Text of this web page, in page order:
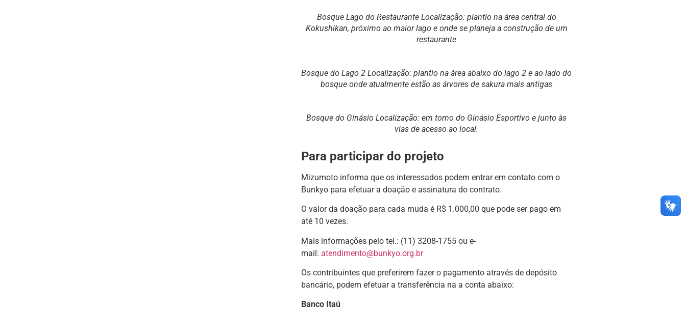
Bosque Lago do Restaurante Localização: plantio na área central do
Kokushikan, próximo ao maior lago e onde se planeja a construção de um
restaurante
Bosque do Lago 2 Localização: plantio na área abaixo do lago 2 e ao lado do
bosque onde atualmente estão as árvores de sakura mais antigas
Bosque do Ginásio Localização: em torno do Ginásio Esportivo e junto às
vias de acesso ao local.
Para participar do projeto
Mizumoto informa que os interessados podem entrar em contato com o
Bunkyo para efetuar a doação e assinatura do contrato.
O valor da doação para cada muda é R$ 1.000,00 que pode ser pago em
até 10 vezes.
Mais informações pelo tel.: (11) 3208-1755 ou e-
mail: atendimento@bunkyo.org.br
Os contribuintes que preferirem fazer o pagamento através de depósito
bancário, podem efetuar a transferência na a conta abaixo:
Banco Itaú